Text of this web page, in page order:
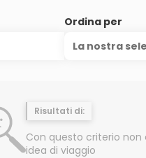
Ordina per
La nostra
Risultati di:
Con questo criterio
idea di viaggio